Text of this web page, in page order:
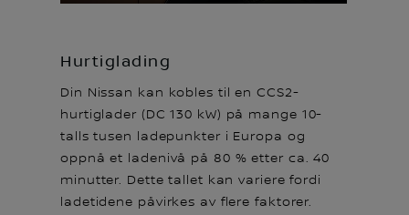
Hurtiglading
Din Nissan kan kobles til en CCS2-
hurtiglader (DC 130 kW) på mange 10-
talls tusen ladepunkter i Europa og
oppnå et ladenivå på 80 % etter ca. 40
minutter. Dette tallet kan variere fordi
ladetidene påvirkes av flere faktorer.